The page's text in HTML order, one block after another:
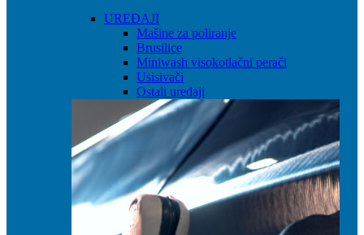
UREĐAJI
Mašine za poliranje
Brusilice
Miniwash visokotlačni perači
Usisivači
Ostali uređaji